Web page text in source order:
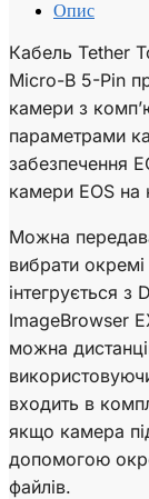
Опис
Кабель Tether
Micro-B 5-Pin
камери з
параметрами
забезпечення
камери EOS на
Можна
вибрати
інтегрується з
ImageBrowser
можна
входить в
якщо камера
допомогою
файлів.